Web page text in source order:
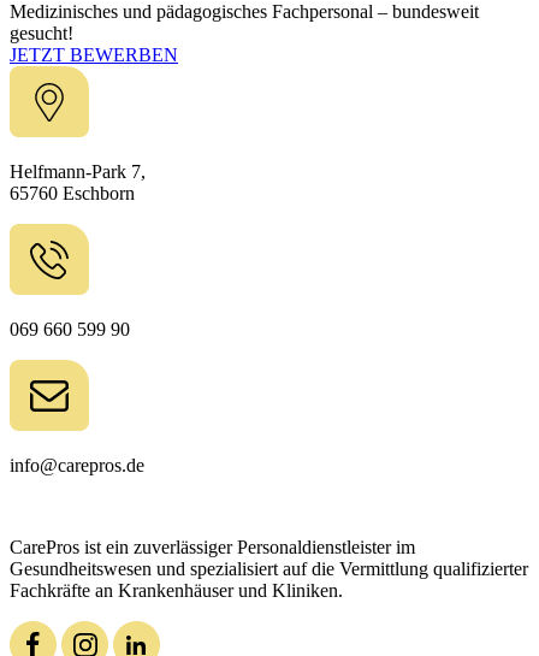
Medizinisches und pädagogisches Fachpersonal – bundesweit
gesucht!
JETZT BEWERBEN
Helfmann-Park 7,
65760 Eschborn
069 660 599 90
info@carepros.de
CarePros ist ein zuverlässiger Personaldienstleister im
Gesundheitswesen und spezialisiert auf die Vermittlung qualifizierter
Fachkräfte an Krankenhäuser und Kliniken.